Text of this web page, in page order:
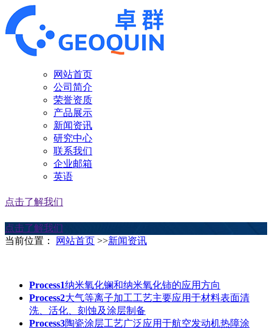
网站首页
公司简介
荣誉资质
产品展示
新闻资讯
研究中心
联系我们
企业邮箱
英语
点击了解我们
点击了解我们
当前位置：
网站首页 >>新闻资讯
Process1纳米氧化镧和纳米氧化铈的应用方向
Process2大气等离子加工工艺主要应用于‌材料表面清
洗、活化、刻蚀及涂层制备‌
Process3陶瓷涂层工艺广泛应用于航空发动机热障涂